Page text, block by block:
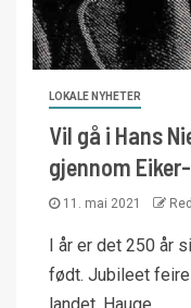
LOKALE NYHETER
Vil gå i Hans
gjennom
11. mai 2021
I år er det 250 år
født. Jubileet